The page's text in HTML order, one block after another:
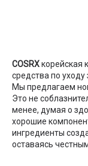
COSRXкорейская
средства по
Мы предлагаем
Это не
менее, думая о
хорошие
ингредиенты
оставаясь